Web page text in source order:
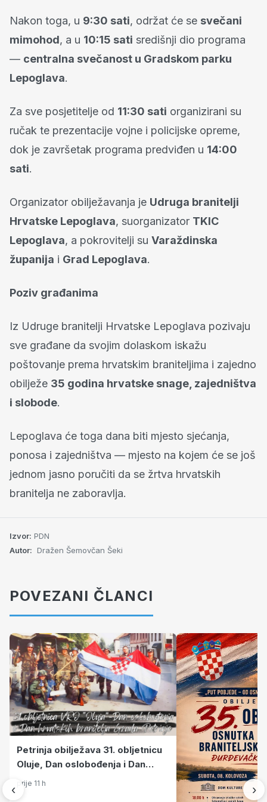
Nakon toga, u 9:30 sati, održat će se svečani
mimohod, a u 10:15 sati središnji dio programa
— centralna svečanost u Gradskom parku
Lepoglava.
Za sve posjetitelje od 11:30 sati organizirani su
ručak te prezentacije vojne i policijske opreme,
dok je završetak programa predviđen u 14:00
sati.
Organizator obilježavanja je Udruga branitelji
Hrvatske Lepoglava, suorganizator TKIC
Lepoglava, a pokrovitelji su Varaždinska
županija i Grad Lepoglava.
Poziv građanima
Iz Udruge branitelji Hrvatske Lepoglava pozivaju
sve građane da svojim dolaskom iskažu
poštovanje prema hrvatskim braniteljima i zajedno
obilježe 35 godina hrvatske snage, zajedništva
i slobode.
Lepoglava će toga dana biti mjesto sjećanja,
ponosa i zajedništva — mjesto na kojem će se još
jednom jasno poručiti da se žrtva hrvatskih
branitelja ne zaboravlja.
Izvor: PDN
Autor: Dražen Šemovčan Šeki
POVEZANI ČLANCI
‹
Petrinja obilježava 31. obljetnicu
Oluje, Dan oslobođenja i Dan
hrvatskih branitelja
prije 11 h ›